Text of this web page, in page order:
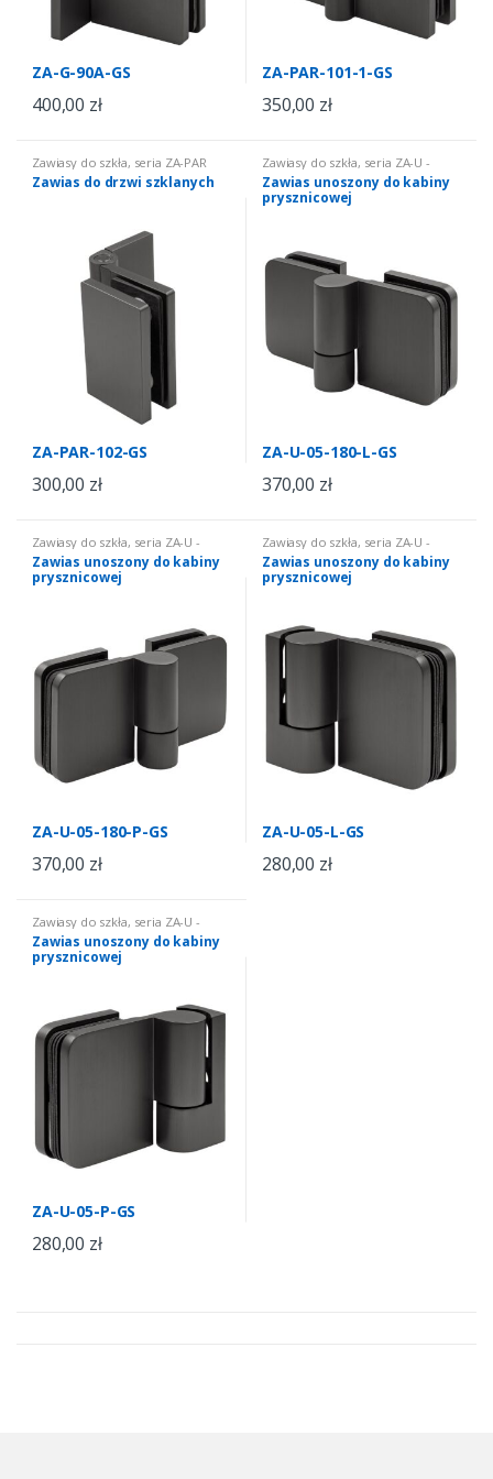
ZA-G-90A-GS
400,00 zł
ZA-PAR-101-1-GS
350,00 zł
Zawiasy do szkła, seria ZA-PAR
parawanowe
Zawias do drzwi szklanych
ZA-PAR-102-GS
300,00 zł
Zawiasy do szkła, seria ZA-U -
unoszone
Zawias unoszony do kabiny
prysznicowej
ZA-U-05-180-L-GS
370,00 zł
Zawiasy do szkła, seria ZA-U -
unoszone
Zawias unoszony do kabiny
prysznicowej
ZA-U-05-180-P-GS
370,00 zł
Zawiasy do szkła, seria ZA-U -
unoszone
Zawias unoszony do kabiny
prysznicowej
ZA-U-05-L-GS
280,00 zł
Zawiasy do szkła, seria ZA-U -
unoszone
Zawias unoszony do kabiny
prysznicowej
ZA-U-05-P-GS
280,00 zł